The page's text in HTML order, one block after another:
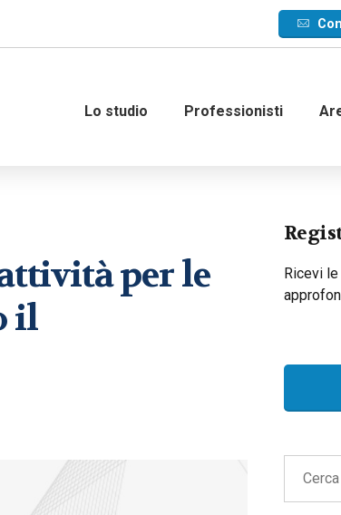
Lo studio Professionisti
Consulenza fiscaleper le
il
Ricevi